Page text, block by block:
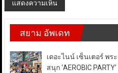
สยาม อัพเดท
เดอะไนน์ เซ็นเตอร์ พ
สนุก ‘AEROBIC